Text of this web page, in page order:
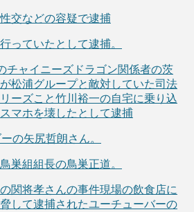
交などの容疑で逮捕
っていたとして逮捕。
チャイニーズドラゴン関係者の茨
松浦グループと敵対していた司法
ーズこと竹川裕一の自宅に乗り込
マホを壊したとして逮捕
の矢尻哲朗さん。
巣組組長の鳥巣正道。
関将孝さんの事件現場の飲食店に
して逮捕されたユーチューバーの